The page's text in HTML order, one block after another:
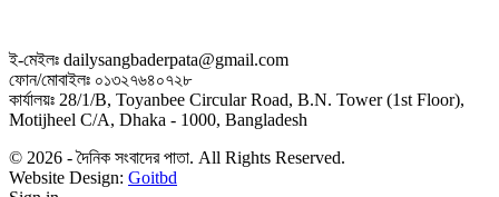
ই-মেইলঃ dailysangbaderpata@gmail.com
ফোন/মোবাইলঃ ০১৩২৭৬৪০৭২৮
কার্যালয়ঃ 28/1/B, Toyanbee Circular Road, B.N. Tower (1st Floor),
Motijheel C/A, Dhaka - 1000, Bangladesh
© 2026 - দৈনিক সংবাদের পাতা. All Rights Reserved.
Website Design: Goitbd